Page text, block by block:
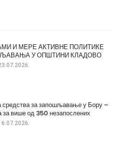
И МЕРЕ АКТИВНЕ ПОЛИТИКЕ
У ОПШТИНИ КЛАДОВО
средства за запошљавање у Бору –
за више од 350 незапослених